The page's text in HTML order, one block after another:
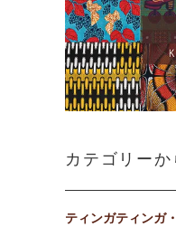
カテゴリーか
ティンガティンガ